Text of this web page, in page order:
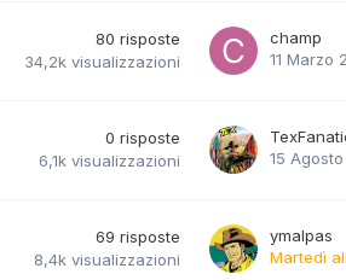
80 risposte
34,2k visualizzazioni
champ
11 Marzo
0 risposte
6,1k visualizzazioni
15
69 risposte
8,4k visualizzazioni
ymalpas
Martedì